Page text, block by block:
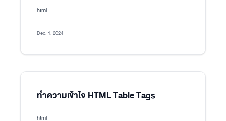
html
Dec. 1, 2024
ทำความเข้าใจ HTML Table Tags
html